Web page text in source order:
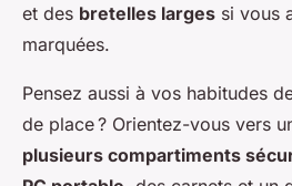
et des bretelles larges si vous
marquées.
Pensez aussi à vos habitudes
de place ? Orientez-vous vers
plusieurs compartiments